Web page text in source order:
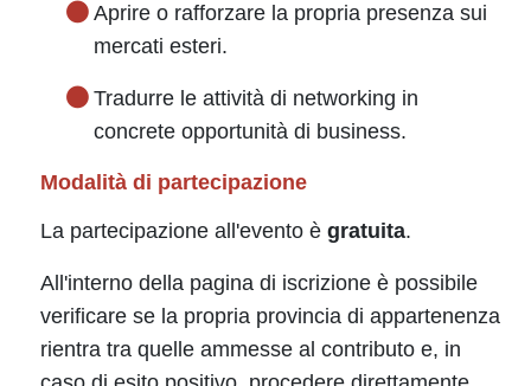
Aprire o rafforzare la propria presenza sui
mercati esteri.
Tradurre le attività di networking in
concrete opportunità di business.
Modalità di partecipazione
La partecipazione all'evento è gratuita.
All'interno della pagina di iscrizione è possibile
verificare se la propria provincia di appartenenza
rientra tra quelle ammesse al contributo e, in